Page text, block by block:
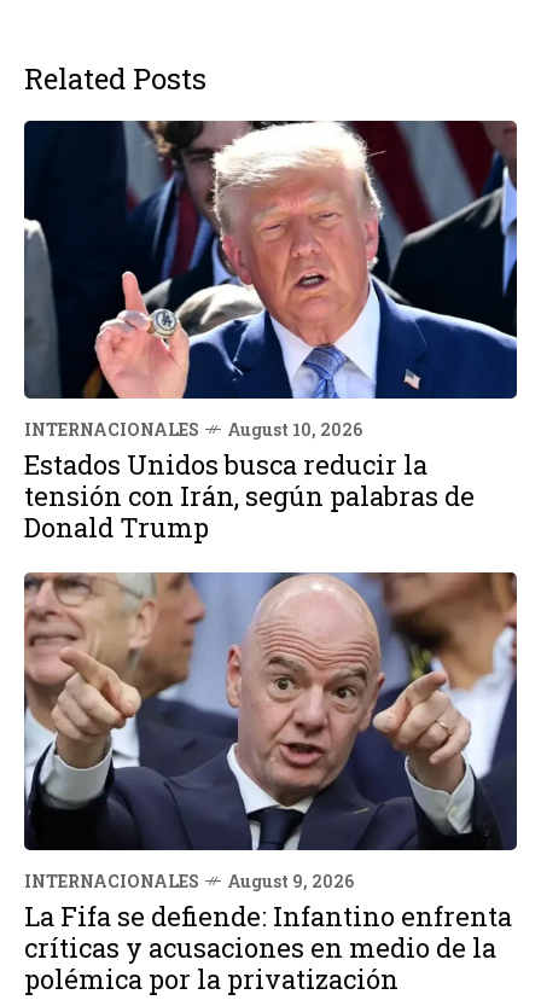
Related Posts
INTERNACIONALES August 10, 2026
Estados Unidos busca reducir la
tensión con Irán, según palabras de
Donald Trump
INTERNACIONALES August 9, 2026
La Fifa se defiende: Infantino enfrenta
críticas y acusaciones en medio de la
polémica por la privatización